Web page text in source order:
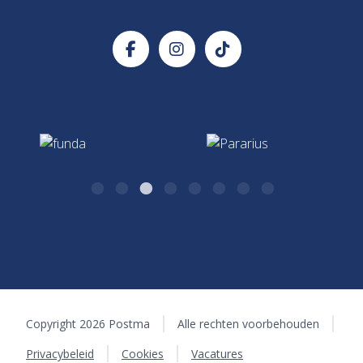
Verzekeringen & Hypotheken
7411 CJ Deventer
7411 CJ Deventer
Copyright 2026 Postma
Alle rechten voorbehouden
Privacybeleid
Cookies Vacatures